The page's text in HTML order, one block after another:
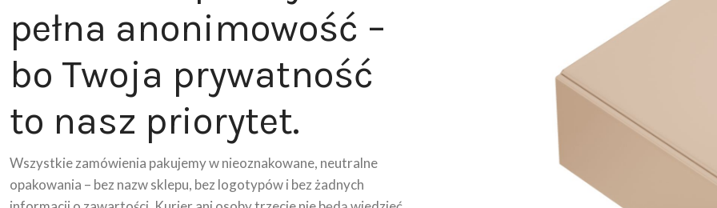
pełna anonimowość –
bo Twoja prywatność
to nasz priorytet.
Wszystkie zamówienia pakujemy w nieoznakowane, neutralne
opakowania – bez nazw sklepu, bez logotypów i bez żadnych